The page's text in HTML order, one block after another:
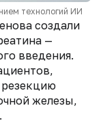
технологий ИИ
создали
—
введения.
железы,